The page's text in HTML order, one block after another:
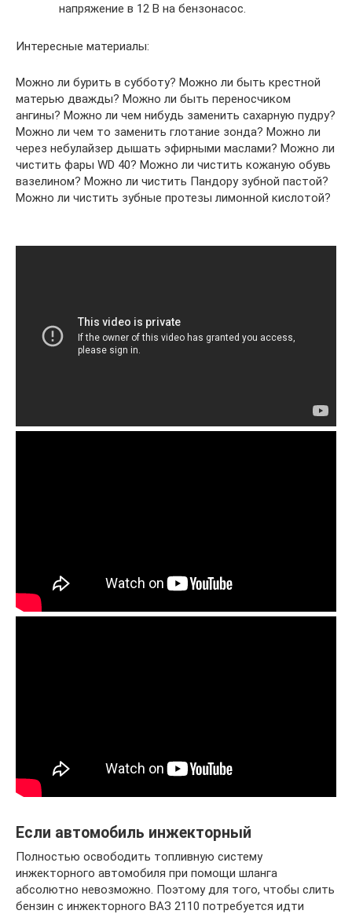
напряжение в 12 В на бензонасос.
Интересные материалы:
Можно ли бурить в субботу? Можно ли быть крестной
матерью дважды? Можно ли быть переносчиком
ангины? Можно ли чем нибудь заменить сахарную пудру?
Можно ли чем то заменить глотание зонда? Можно ли
через небулайзер дышать эфирными маслами? Можно ли
чистить фары WD 40? Можно ли чистить кожаную обувь
вазелином? Можно ли чистить Пандору зубной пастой?
Можно ли чистить зубные протезы лимонной кислотой?
Если автомобиль инжекторный
Полностью освободить топливную систему
инжекторного автомобиля при помощи шланга
абсолютно невозможно. Поэтому для того, чтобы слить
бензин с инжекторного ВАЗ 2110 потребуется идти